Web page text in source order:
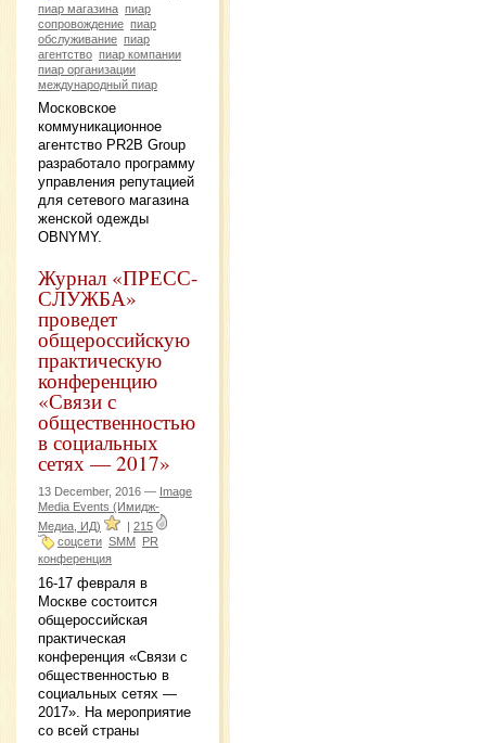
пиар магазина пиар
сопровождение пиар
обслуживание пиар
агентство пиар компании
пиар организации
международный пиар
Московское
коммуникационное
агентство PR2B Group
разработало программу
управления репутацией
для сетевого магазина
женской одежды
OBNYMY.
Журнал «ПРЕСС-
СЛУЖБА»
проведет
общероссийскую
практическую
конференцию
«Связи с
общественностью
в социальных
сетях — 2017»
13 December, 2016 — Image
Media Events (Имидж-
Медиа, ИД)
215
соцсети SMM
PR
конференция
16-17 февраля в
Москве состоится
общероссийская
практическая
конференция «Связи с
общественностью в
социальных сетях —
2017». На мероприятие
со всей страны